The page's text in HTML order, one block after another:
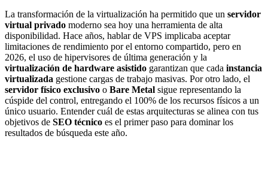
La transformación de la virtualización ha permitido que un servidor
virtual privado moderno sea hoy una herramienta de alta
disponibilidad. Hace años, hablar de VPS implicaba aceptar
limitaciones de rendimiento por el entorno compartido, pero en
2026, el uso de hipervisores de última generación y la
virtualización de hardware asistido garantizan que cada instancia
virtualizada gestione cargas de trabajo masivas. Por otro lado, el
servidor físico exclusivo o Bare Metal sigue representando la
cúspide del control, entregando el 100% de los recursos físicos a un
único usuario. Entender cuál de estas arquitecturas se alinea con tus
objetivos de SEO técnico es el primer paso para dominar los
resultados de búsqueda este año.